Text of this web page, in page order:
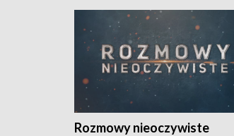
Rozmowy nieoczywiste